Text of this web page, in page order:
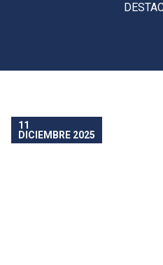
11
DICIEMBRE 2025